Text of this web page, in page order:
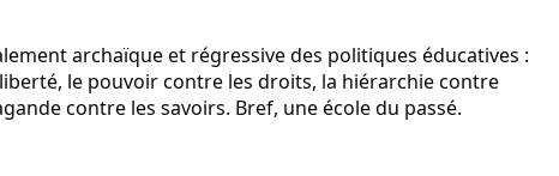
archaïque et régressive des politiques éducatives :
le pouvoir contre les droits, la hiérarchie contre
contre les savoirs. Bref, une école du passé.